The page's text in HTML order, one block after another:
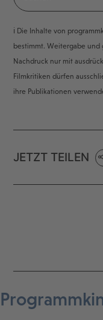
ℹ️ Die Inhalte von
bestimmt. Weitergabe und
Nachdruck nur mit
Filmkritiken dürfen
ihre Publikationen
JETZT TEILEN